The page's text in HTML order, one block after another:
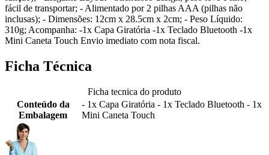
fácil de transportar; - Alimentado por 2 pilhas AAA (pilhas não
inclusas); - Dimensões: 12cm x 28.5cm x 2cm; - Peso Líquido:
310g; Acompanha: -1x Capa Giratória -1x Teclado Bluetooth -1x
Mini Caneta Touch Envio imediato com nota fiscal.
Ficha Técnica
Ficha tecnica do produto
Conteúdo da
Embalagem
- 1x Capa Giratória - 1x Teclado Bluetooth - 1x
Mini Caneta Touch